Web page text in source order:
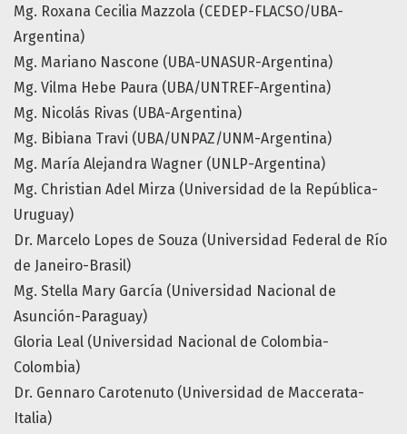
Mg. Roxana Cecilia Mazzola (CEDEP-FLACSO/UBA-
Argentina)
Mg. Mariano Nascone (UBA-UNASUR-Argentina)
Mg. Vilma Hebe Paura (UBA/UNTREF-Argentina)
Mg. Nicolás Rivas (UBA-Argentina)
Mg. Bibiana Travi (UBA/UNPAZ/UNM-Argentina)
Mg. María Alejandra Wagner (UNLP-Argentina)
Mg. Christian Adel Mirza (Universidad de la República-
Uruguay)
Dr. Marcelo Lopes de Souza (Universidad Federal de Río
de Janeiro-Brasil)
Mg. Stella Mary García (Universidad Nacional de
Asunción-Paraguay)
Gloria Leal (Universidad Nacional de Colombia-
Colombia)
Dr. Gennaro Carotenuto (Universidad de Maccerata-
Italia)